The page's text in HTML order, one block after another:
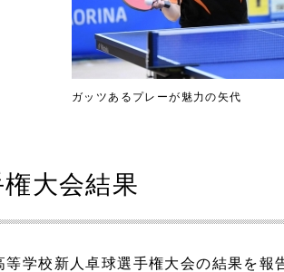
ガッツあるプレーが魅力の矢代
大会結果
学校新人卓球選手権大会の結果を報